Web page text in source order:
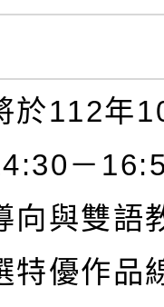
於112年
－
向與雙語
特優作品